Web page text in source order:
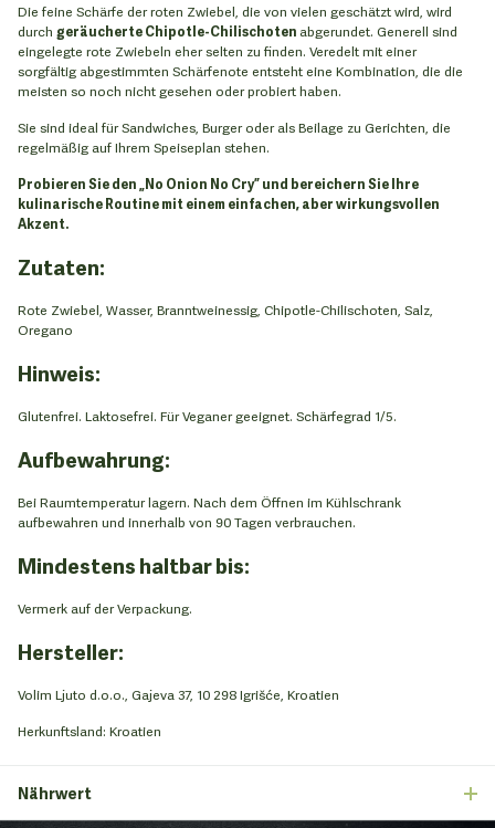
Die feine Schärfe der roten Zwiebel, die von vielen geschätzt wird, wird
durch geräucherte Chipotle-Chilischotenabgerundet. Generell sind
eingelegte rote Zwiebeln eher selten zu finden. Veredelt mit einer
sorgfältig abgestimmten Schärfenote entsteht eine Kombination, die die
meisten so noch nicht gesehen oder probiert haben.
Sie sind ideal für Sandwiches, Burger oder als Beilage zu Gerichten, die
regelmäßig auf Ihrem Speiseplan stehen.
Probieren Sie den „No Onion No Cry” und bereichern Sie Ihre
kulinarische Routine mit einem einfachen, aber wirkungsvollen
Akzent.
Zutaten:
Rote Zwiebel, Wasser, Branntweinessig, Chipotle-Chilischoten, Salz,
Oregano
Hinweis:
Glutenfrei. Laktosefrei. Für Veganer geeignet. Schärfegrad 1/5.
Aufbewahrung:
Bei Raumtemperatur lagern. Nach dem Öffnen im Kühlschrank
aufbewahren und innerhalb von 90 Tagen verbrauchen.
Mindestens haltbar bis:
Vermerk auf der Verpackung.
Hersteller:
Volim Ljuto d.o.o., Gajeva 37, 10 298 Igrišće, Kroatien
Herkunftsland: Kroatien
Nährwert